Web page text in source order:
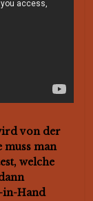
von der
muss man
welche
in-Hand